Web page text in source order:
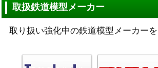
取扱鉄道模型メーカー
取り扱い強化中の鉄道模型メーカー